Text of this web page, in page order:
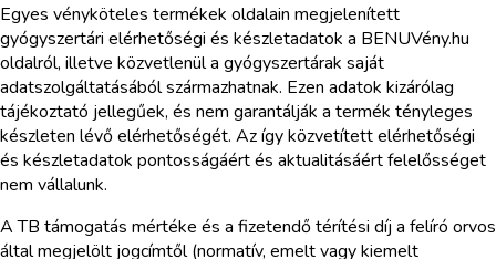
Egyes vényköteles termékek oldalain megjelenített
gyógyszertári elérhetőségi és készletadatok a BENUVény.hu
oldalról, illetve közvetlenül a gyógyszertárak saját
adatszolgáltatásából származhatnak. Ezen adatok kizárólag
tájékoztató jellegűek, és nem garantálják a termék tényleges
készleten lévő elérhetőségét. Az így közvetített elérhetőségi
és készletadatok pontosságáért és aktualitásáért felelősséget
nem vállalunk.
A TB támogatás mértéke és a fizetendő térítési díj a felíró orvos
által megjelölt jogcímtől (normatív, emelt vagy kiemelt